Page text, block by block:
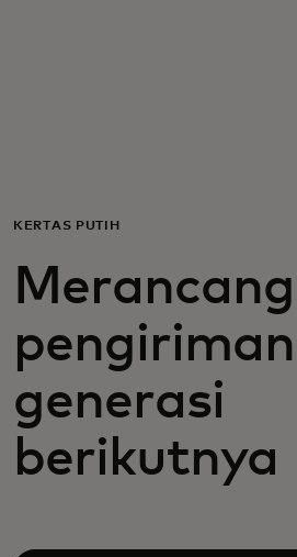
Berita dan tren
KERTAS PUTIH
generasi
berikutnya